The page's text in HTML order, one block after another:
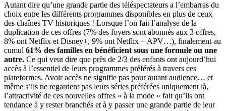
Autant dire qu’une grande partie des téléspectateurs a l’embarras du
choix entre les différents programmes disponibles en plus de ceux
des chaînes TV historiques ! Lorsque l’on fait l’analyse de la
duplication de ces offres (7% des foyers sont abonnés aux 3 offres,
8% ont Netflix et Disney+, 9% ont Netflix + APV…), finalement au
cumul 61% des familles en bénéficient sous une formule ou une
autre. Ce qui veut dire que près de 2/3 des enfants ont aujourd’hui
accès à l’essentiel de leurs programmes préférés à travers ces
plateformes. Avoir accès ne signifie pas pour autant audience… et
même s’ils ne regardent pas leurs séries préférées uniquement là,
l’attractivité de ces nouvelles offres « à la mode » fait qu’ils ont
tendance à y rester branchés et à y passer une grande partie de leur